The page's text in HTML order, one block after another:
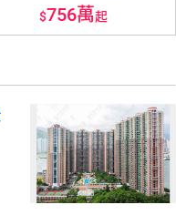
$756萬起